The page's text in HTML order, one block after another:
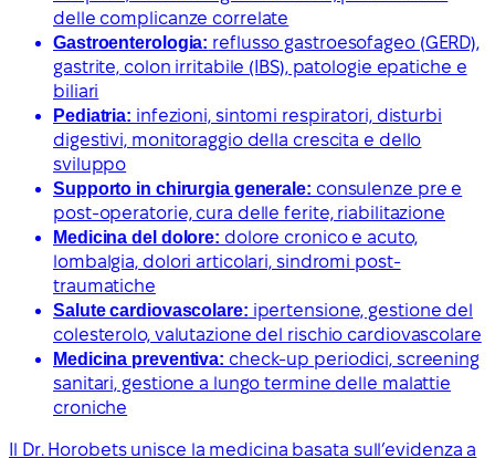
delle complicanze correlate
Gastroenterologia: reflusso gastroesofageo (GERD),
gastrite, colon irritabile (IBS), patologie epatiche e
biliari
Pediatria: infezioni, sintomi respiratori, disturbi
digestivi, monitoraggio della crescita e dello
sviluppo
Supporto in chirurgia generale: consulenze pre e
post-operatorie, cura delle ferite, riabilitazione
Medicina del dolore: dolore cronico e acuto,
lombalgia, dolori articolari, sindromi post-
traumatiche
Salute cardiovascolare: ipertensione, gestione del
colesterolo, valutazione del rischio cardiovascolare
Medicina preventiva: check-up periodici, screening
sanitari, gestione a lungo termine delle malattie
croniche
Il Dr. Horobets unisce la medicina basata sull’evidenza a